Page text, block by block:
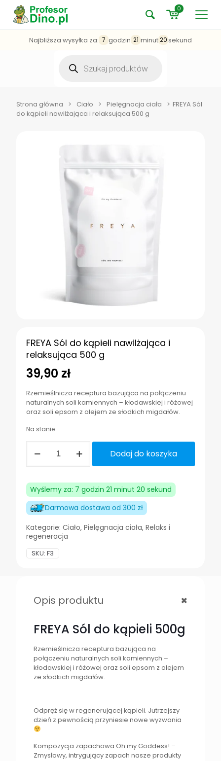
0
Najbliższa wysyłka za: 7 godzin 21 minut20sekund
produktów
Strona główna > Ciało > Pielęgnacja ciała > FREYA Sól
do kąpieli nawilżająca i relaksująca 500 g
FREYA Sól do kąpieli nawilżająca i
relaksująca 500 g
39,90 zł
Rzemieślnicza receptura bazująca na połączeniu
naturalnych soli kamiennych – kłodawskiej i różowej
oraz soli epsom z olejem ze słodkich migdałów.
Na stanie
FREYA
kąpieli
nawilżająca
i
relaksująca
g
Dodaj do koszyka
Wyślemy za: 7 godzin 21 minut 20 sekund
Darmowa dostawa od 300 zł
Kategorie: Ciało, Pielęgnacja ciała, Relaks i
regeneracja
SKU: F3
Opis produktu +
FREYA Sól do kąpieli 500g
Rzemieślnicza receptura bazująca na
połączeniu naturalnych soli kamiennych –
kłodawskiej i różowej oraz soli epsom z olejem
ze słodkich migdałów.
Odpręż się w regenerującej kąpieli. Jutrzejszy
dzień z pewnością przyniesie nowe wyzwania
Kompozycja zapachowa Oh my Goddess! –
Zmysłowy, intrygujący zapach nasze produkty